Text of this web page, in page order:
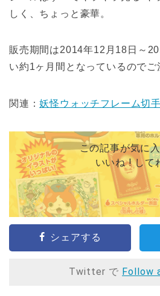
しく、ちょっと豪華。
販売期間は2014年12月18日～
い約1ヶ月間となっているのでご
関連：妖怪ウォッチフレーム切手
この記事が気に
いいね ! して
シェアする
Twitter で Follow